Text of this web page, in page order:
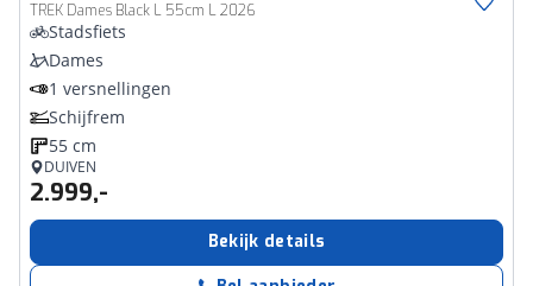
TREK Dames Black L 55cm L 2026
Stadsfiets
Dames
1 versnellingen
Schijfrem
55 cm
DUIVEN
2.999,-
Bekijk details